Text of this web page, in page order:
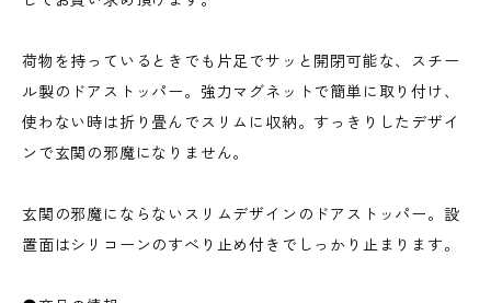
荷物を持っているときでも片足でサッと開閉可能な、スチー
ル製のドアストッパー。強力マグネットで簡単に取り付け、
使わない時は折り畳んでスリムに収納。すっきりしたデザイ
ンで玄関の邪魔になりません。
玄関の邪魔にならないスリムデザインのドアストッパー。設
置面はシリコーンのすべり止め付きでしっかり止まります。